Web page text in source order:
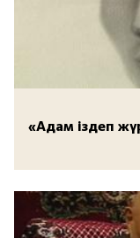
«Адам іздеп